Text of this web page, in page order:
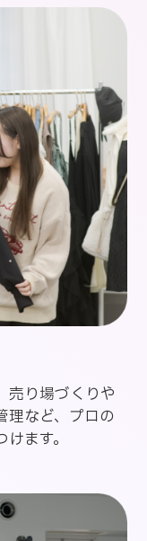
売り場づくりや
理など、プロの
ます。